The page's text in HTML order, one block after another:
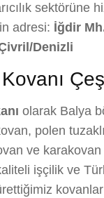
sektörüne
adresi: İğdir
Denizli
olarak Balya
polen
ve
işçilik ve